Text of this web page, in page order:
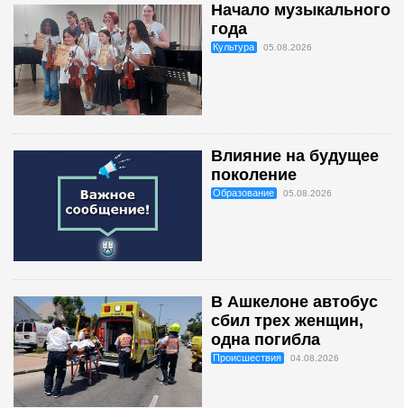
Начало музыкального
года
Культура 05.08.2026
Влияние на будущее
поколение
Образование 05.08.2026
В Ашкелоне автобус
сбил трех женщин,
одна погибла
Происшествия 04.08.2026